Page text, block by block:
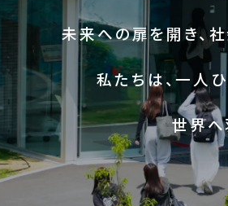
未来への扉を開き、
私たちは、一人
世界へ